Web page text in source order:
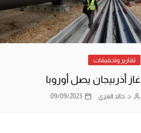
تقارير وتحقيقات
غاز أذربيجان يصل أوروبا
د. خالد العزي 09/09/2023